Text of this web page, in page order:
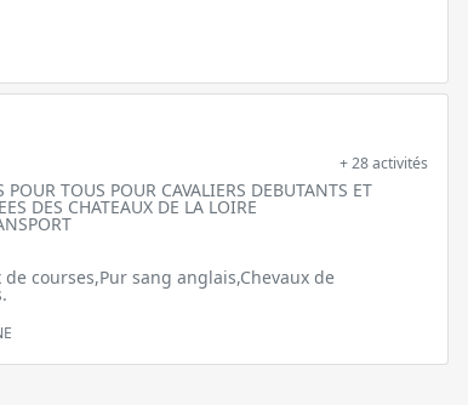
+ 28 activités
TOUS POUR CAVALIERS DEBUTANTS ET
DES CHATEAUX DE LA LOIRE
de courses,Pur sang anglais,Chevaux de